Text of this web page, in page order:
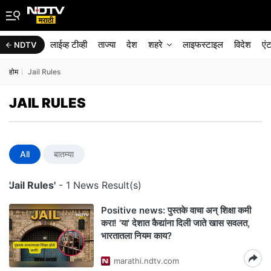
NDTV लाईव्ह टीव्ही ताज्या देश शहरे लाइफस्टाइल विदेश
होम Jail Rules
JAIL RULES
All बातम्या
'Jail Rules' - 1 News Result(s)
Positive news: पुस्तके वाचा अन् शिक्षा कमी
करा! 'या' देशात कैद्यांना दिली जाते खास सवलत,
भारतातला नियम काय?
marathi.ndtv.com